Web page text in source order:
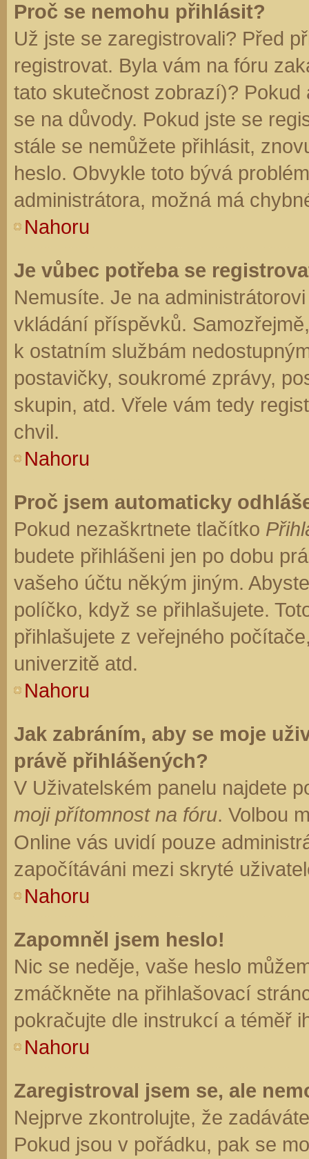
Proč se nemohu přihlásit?
Už jste se zaregistrovali? Před
registrovat. Byla vám na fóru
tato skutečnost zobrazí)?
se na důvody. Pokud jste se
stále se nemůžete přihlásit,
heslo. Obvykle toto bývá
administrátora, možná má
Nahoru
Je vůbec potřeba se
Nemusíte. Je na
vkládání příspěvků.
k ostatním službám
postavičky, soukromé zprávy,
skupin, atd. Vřele vám tedy
chvil.
Nahoru
Proč jsem automaticky
Pokud nezaškrtnete tlačítko
budete přihlášeni jen po dobu
vašeho účtu někým jiným.
políčko, když se přihlašujete.
přihlašujete z veřejného
univerzitě atd.
Nahoru
Jak zabráním, aby se moje
právě přihlášených?
V Uživatelském panelu najdete
moji přítomnost na fóru. Volbou
Online vás uvidí pouze
započítáváni mezi skryté
Nahoru
Zapomněl jsem heslo!
Nic se neděje, vaše heslo
zmáčkněte na přihlašovací
pokračujte dle instrukcí a téměř
Nahoru
Zaregistroval jsem se, ale
Nejprve zkontrolujte, že
Pokud jsou v pořádku, pak se